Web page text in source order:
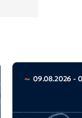
09.08.2026 -